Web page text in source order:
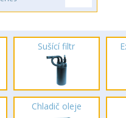
Sušící filtr
Chladič oleje